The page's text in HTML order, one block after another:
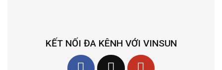
KẾT NỐI ĐA KÊNH VỚI VINSUN